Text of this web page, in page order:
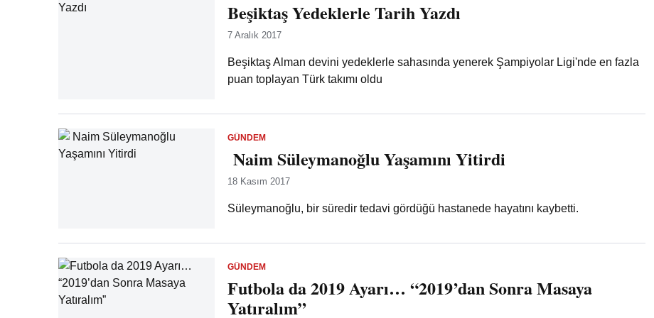
Beşiktaş Yedeklerle Tarih Yazdı
7 Aralık 2017
Beşiktaş Alman devini yedeklerle sahasında yenerek Şampiyolar Ligi'nde en fazla
puan toplayan Türk takımı oldu
GÜNDEM
Naim Süleymanoğlu Yaşamını Yitirdi
18 Kasım 2017
Süleymanoğlu, bir süredir tedavi gördüğü hastanede hayatını kaybetti.
GÜNDEM
Futbola da 2019 Ayarı… “2019’dan Sonra Masaya
Yatıralım”